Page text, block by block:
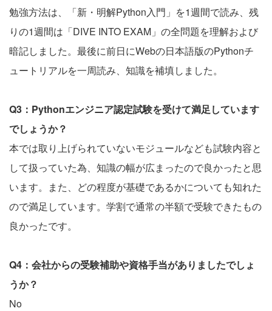
勉強方法は、「新・明解Python入門」を1週間で読み、残
りの1週間は「DIVE INTO EXAM」の全問題を理解および
暗記しました。最後に前日にWebの日本語版のPythonチ
ュートリアルを一周読み、知識を補填しました。
Q3：Pythonエンジニア認定試験を受けて満足しています
でしょうか？
本では取り上げられていないモジュールなども試験内容と
して扱っていた為、知識の幅が広まったので良かったと思
います。また、どの程度が基礎であるかについても知れた
ので満足しています。学割で通常の半額で受験できたもの
良かったです。
Q4：会社からの受験補助や資格手当がありましたでしょ
うか？
No